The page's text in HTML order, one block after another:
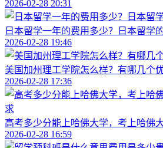
2026-02-28 20:31
日本留学一年的费用多少？日本留学
2026-02-28 19:46
美国加州理工学院怎么样？有哪几个
2026-02-28 17:36
高考多少分能上哈佛大学，考上哈佛
2026-02-28 16:59